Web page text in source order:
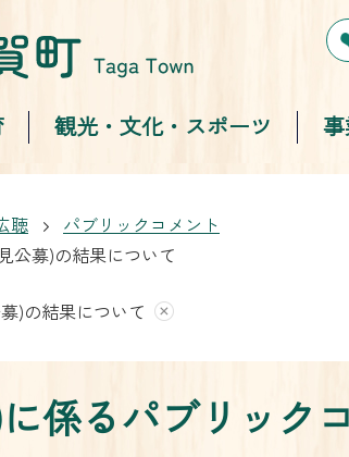
観光・文化・スポーツ
聴
パブリックコメント
公募)の結果について
)の結果について
係るパブリック